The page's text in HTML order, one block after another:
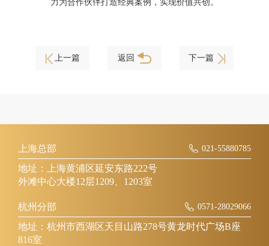
力为合作伙伴打造经典案例，实现价值共创。
上一篇 返回 下一篇
上海总部 021-55880785
地址：上海黄浦区延安东路222号
外滩中心大楼12层1209、1203室
杭州分部 0571-28029066
地址：杭州市西湖区天目山路278号黄龙时代广场B座
816室